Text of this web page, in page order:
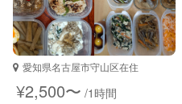
資格 調理師
対応可能/特徴
掃除
愛知県名古屋市守山区在住
¥2,500〜 /1時間